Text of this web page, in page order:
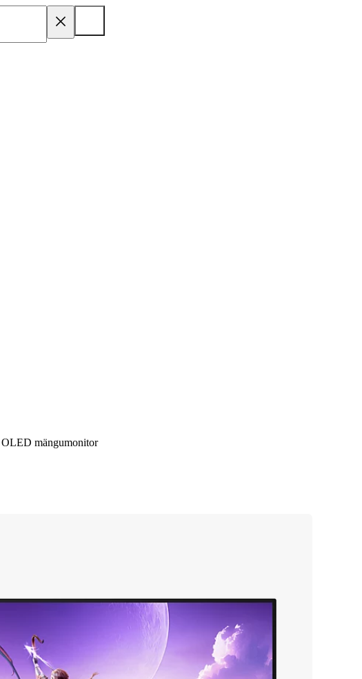
mängumonitor